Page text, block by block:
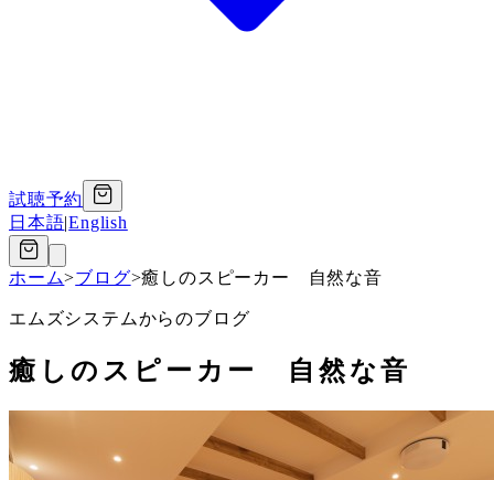
試聴予約
日本語|English
ホーム>ブログ>癒しのスピーカー 自然な音
エムズシステムからのブログ
癒しのスピーカー 自然な音